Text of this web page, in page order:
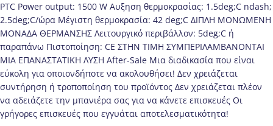
PTC Power output: 1500 W Αυξηση θερμοκρασίας: 1.5deg;C ndash;
2.5deg;C/ώρα Μέγιστη θερμοκρασία: 42 deg;C ΔΙΠΛΗ ΜΟΝΩΜΕΝΗ
ΜΟΝΑΔΑ ΘΕΡΜΑΝΣΗΣ Λειτουργικό περιβάλλον: 5deg;C ή
παραπάνω Πιστοποίηση: CE ΣΤΗΝ ΤΙΜΗ ΣΥΜΠΕΡΙΛΑΜΒΑΝΟΝΤΑΙ
ΜΙΑ ΕΠΑΝΑΣΤΑΤΙΚΗ ΛΥΣΗ After-Sale Μια διαδικασία που είναι
εύκολη για οποιονδήποτε να ακολουθήσει! Δεν χρειάζεται
συντήρηση ή τροποποίηση του προϊόντος Δεν χρειάζεται πλέον
να αδειάζετε την μπανιέρα σας για να κάνετε επισκευές Οι
γρήγορες επισκευές που εγγυάται αποτελεσματικότητα!